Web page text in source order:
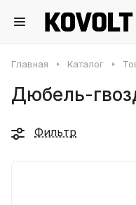
Главная Каталог
Дюбель-
Фильтр